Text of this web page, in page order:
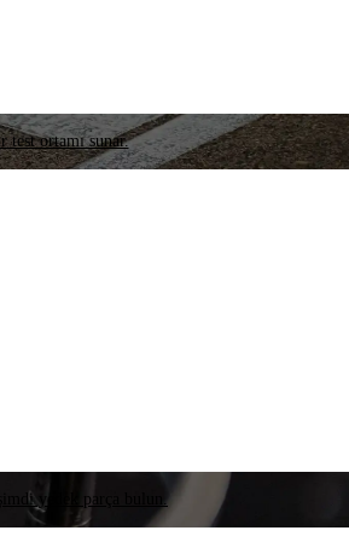
test ortamı sunar.
yedek parça bulun.